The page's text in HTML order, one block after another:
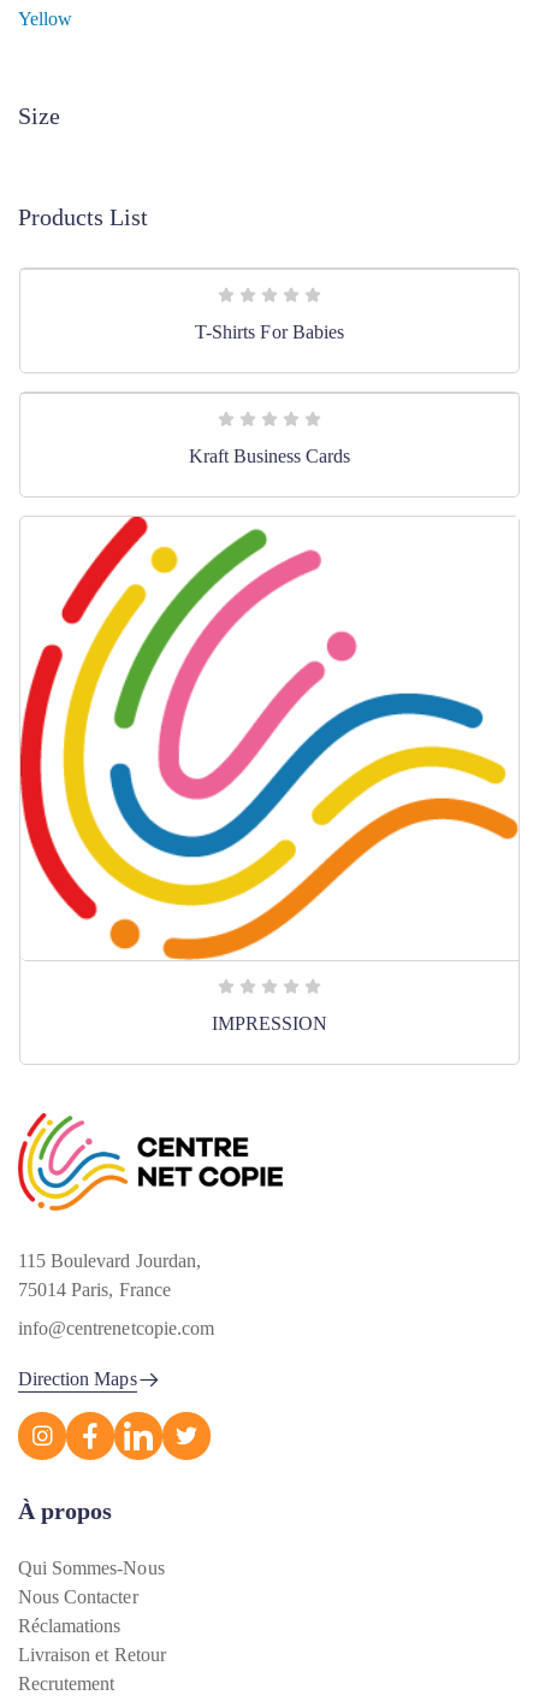
Yellow
Size
Products List
T-Shirts For Babies
Kraft Business Cards
IMPRESSION
115 Boulevard Jourdan,
75014 Paris, France
info@centrenetcopie.com
Direction Maps
À propos
Qui Sommes-Nous
Nous Contacter
Réclamations
Livraison et Retour
Recrutement